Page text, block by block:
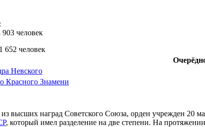
человек
652 человек
Невского
Красного Знамени
высших наград Советского Союза, орден учрежден 20
, который имел разделение на две степени. На